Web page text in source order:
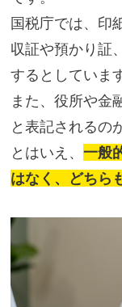
国税庁では、印
収証や預かり証
するとしています
また、役所や金
と表記されるの
とはいえ、 一般
はなく、どちら